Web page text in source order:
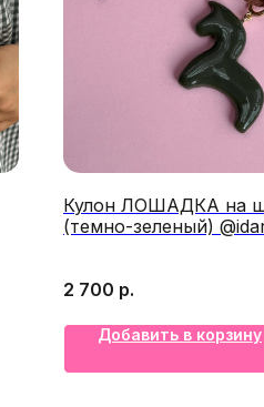
Кулон ЛОШАДКА на
(темно-зеленый)
2 700 р.
Добавить в корзину